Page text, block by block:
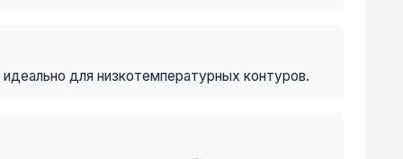
для низкотемпературных контуров.